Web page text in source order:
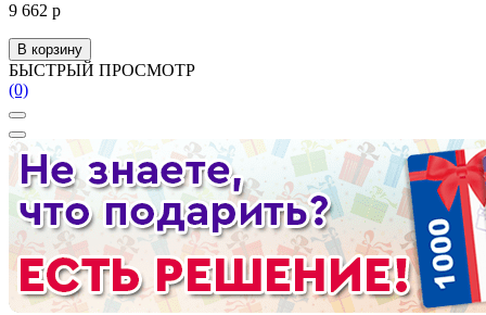
9 662 р
В корзину
БЫСТРЫЙ ПРОСМОТР
(0)